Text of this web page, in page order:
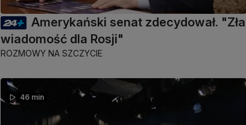
Amerykański senat zdecydował. "Zła
wiadomość dla Rosji"
ROZMOWY NA SZCZYCIE
46 min